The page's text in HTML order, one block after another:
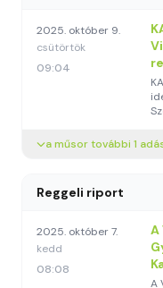
2025. október 9.
csütörtök
09:04
a műsor további 1
Reggeli riport
2025. október 7.
kedd
08:08
A
A